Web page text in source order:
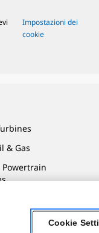
Impostazioni dei
cookie
& Gas
Cookie